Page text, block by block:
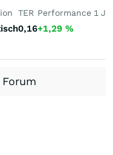
TER
0,16
Performance 1 J
+1,29 %
Forum